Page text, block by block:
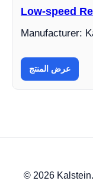
Low-speed
Manufacturer:
عرض المنتج